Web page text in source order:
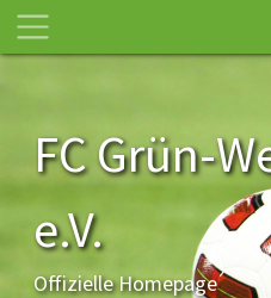
FC Grün-
e.V.
Offizielle Homepage